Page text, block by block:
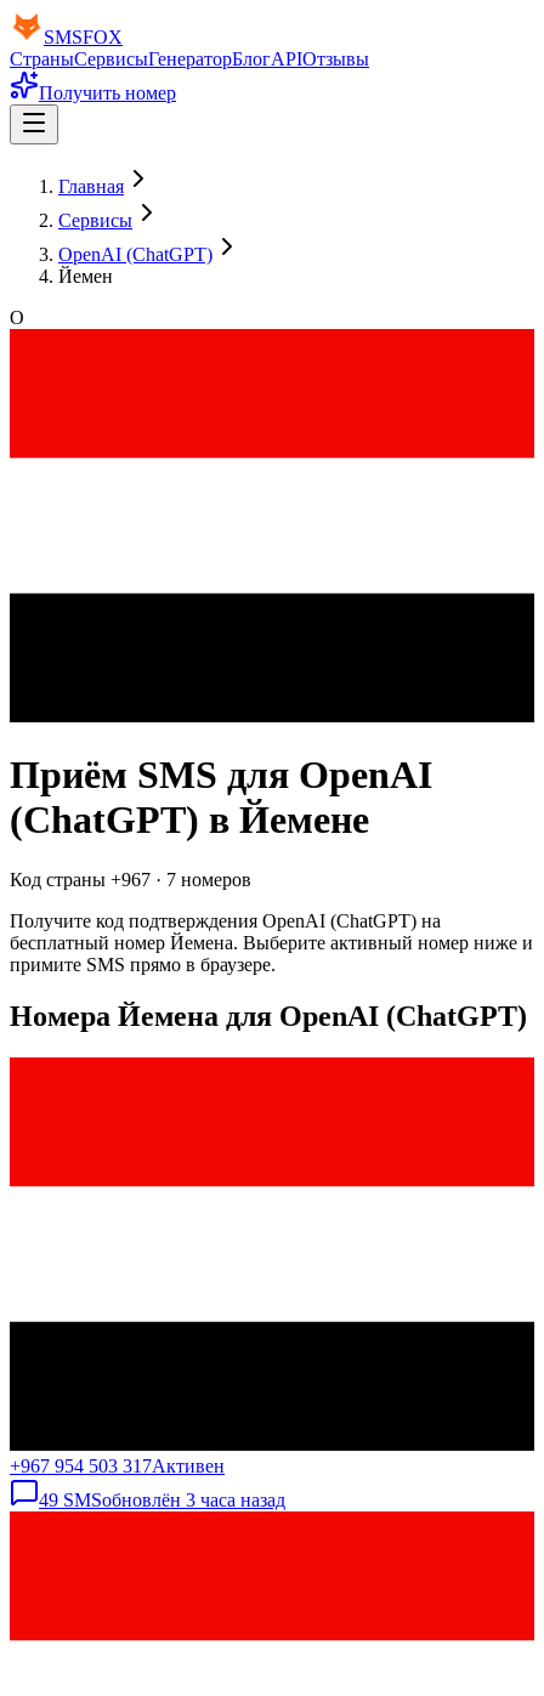
SMSFOX
СтраныСервисыГенераторБлогAPIОтзывы
Получить номер
Главная
Сервисы
OpenAI (ChatGPT)
Йемен
O
Приём SMS для OpenAI
(ChatGPT) в Йемене
Код страны +967 · 7 номеров
Получите код подтверждения OpenAI (ChatGPT) на
бесплатный номер Йемена. Выберите активный номер ниже и
примите SMS прямо в браузере.
Номера Йемена для OpenAI (ChatGPT)
+967 954 503 317Активен
49 SMSобновлён 3 часа назад